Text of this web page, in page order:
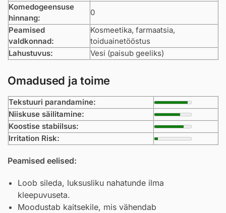
Komedogeensuse
hinnang:
0
Peamised
valdkonnad:
Kosmeetika, farmaatsia,
toiduainetööstus
Lahustuvus:
Vesi (paisub geeliks)
Omadused ja toime
Tekstuuri parandamine:
Niiskuse säilitamine:
Koostise stabiilsus:
Irritation Risk:
Peamised eelised:
Loob sileda, luksusliku nahatunde ilma
kleepuvuseta.
Moodustab kaitsekile, mis vähendab